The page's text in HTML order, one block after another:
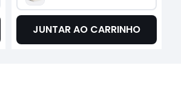
JUNTAR AO CARRINHO